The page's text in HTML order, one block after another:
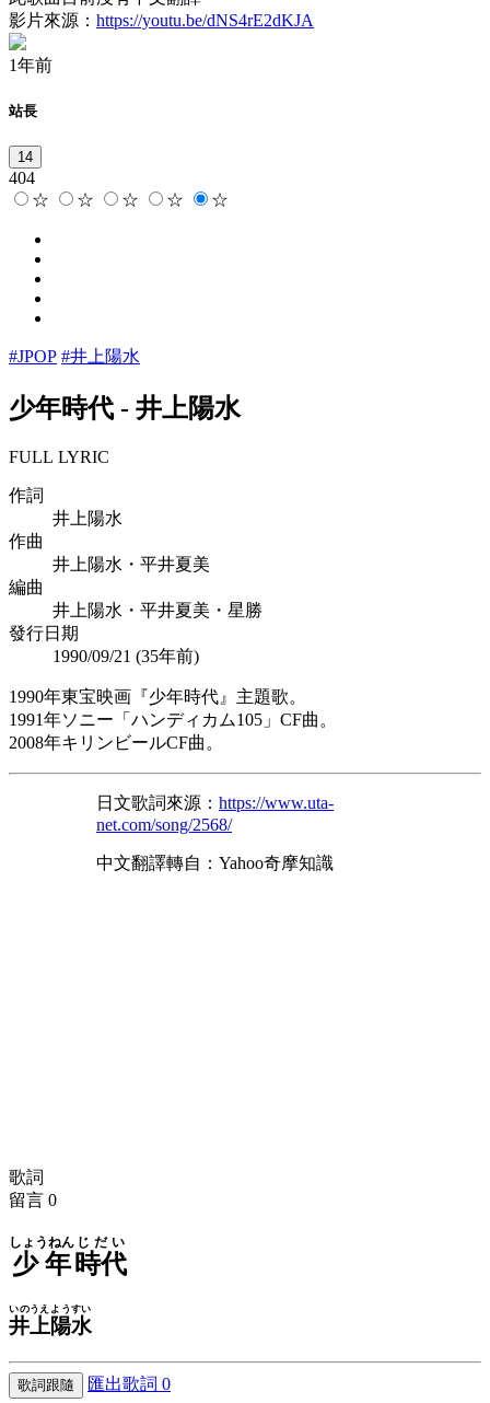
影片來源： https://youtu.be/dNS4rE2dKJA
1年前
站長
14
404
☆
☆ ☆ ☆ ☆
#JPOP #井上陽水
少年時代- 井上陽水
FULL LYRIC
作詞
井上陽水
作曲
井上陽水・平井夏美
編曲
井上陽水・平井夏美・星勝
發行日期
1990/09/21 (35年前)
1990年東宝映画『少年時代』主題歌。
1991年ソニー「ハンディカム105」CF曲。
2008年キリンビールCF曲。
日文歌詞來源： https://www.uta-
net.com/song/2568/
中文翻譯轉自：Yahoo奇摩知識
歌詞
留言 0
少年
しょうねん
時代
じだい
井上
いのうえ
陽水
ようすい
歌詞跟隨 匯出歌詞 0